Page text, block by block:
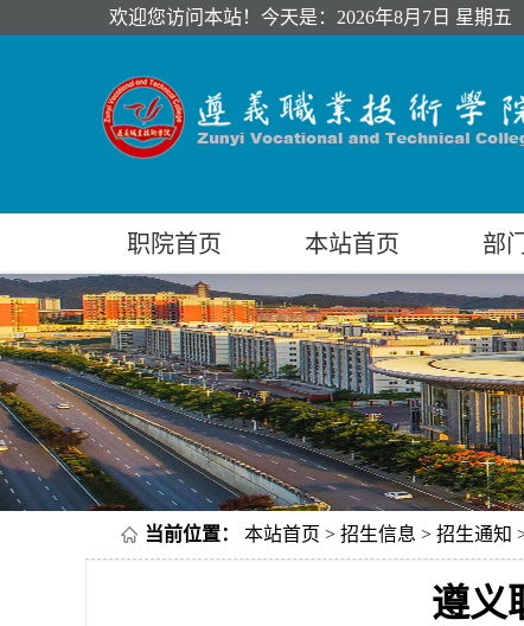
欢迎您访问本站！今天是： 2026年8月7日 星期五
职院首页 本站首页 部
当前位置： 本站首页 > 招生信息 > 招生通知
遵义